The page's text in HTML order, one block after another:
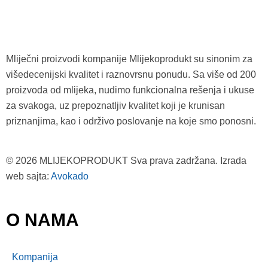
Mliječni proizvodi kompanije Mlijekoprodukt su sinonim za
višedecenijski kvalitet i raznovrsnu ponudu. Sa više od 200
proizvoda od mlijeka, nudimo funkcionalna rešenja i ukuse
za svakoga, uz prepoznatljiv kvalitet koji je krunisan
priznanjima, kao i održivo poslovanje na koje smo ponosni.
© 2026 MLIJEKOPRODUKT Sva prava zadržana. Izrada
web sajta: Avokado
O NAMA
Kompanija